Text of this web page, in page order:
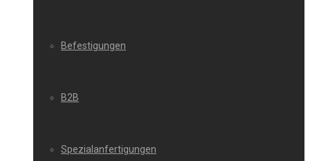
Befestigungen
B2B
Spezialanfertigungen